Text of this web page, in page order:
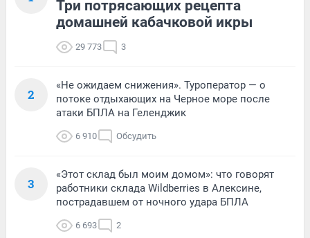
Три потрясающих рецепта
домашней кабачковой икры
29 773 3
2
«Не ожидаем снижения». Туроператор — о
потоке отдыхающих на Черное море после
атаки БПЛА на Геленджик
6 910 Обсудить
3
«Этот склад был моим домом»: что говорят
работники склада Wildberries в Алексине,
пострадавшем от ночного удара БПЛА
6 693 2